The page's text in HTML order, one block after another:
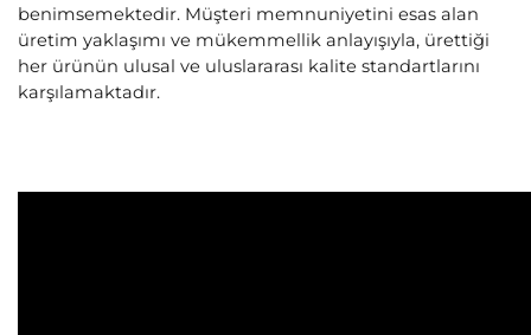
benimsemektedir. Müşteri memnuniyetini esas alan
üretim yaklaşımı ve mükemmellik anlayışıyla, ürettiği
her ürünün ulusal ve uluslararası kalite standartlarını
karşılamaktadır.